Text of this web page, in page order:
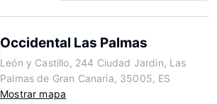
Occidental Las Palmas
León y Castillo, 244 Ciudad Jardin, Las
Palmas de Gran Canaria, 35005, ES
Mostrar mapa